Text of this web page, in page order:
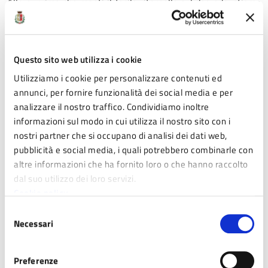
Questo sito web utilizza i cookie
Utilizziamo i cookie per personalizzare contenuti ed
annunci, per fornire funzionalità dei social media e per
analizzare il nostro traffico. Condividiamo inoltre
informazioni sul modo in cui utilizza il nostro sito con i
nostri partner che si occupano di analisi dei dati web,
pubblicità e social media, i quali potrebbero combinarle con
altre informazioni che ha fornito loro o che hanno raccolto
dal suo utilizzo dei loro servizi.
delNecessari
Preferenze
tutti sul pezzo: il nostro compito è quello di fare sempre
meglio e per questo continua e continuerà il deterrente delle
aree collaudate già utilizzate da tutti dove, anche lì, non sono
mancati episodi vandalici.
Dico di più: ai nostri Vigili chiederò di intensificare
ulteriormente la loro sorveglianza e ogni azione repressiva
necessaria. Gli incivili e gli stupidi ci sono, non lo
nascondiamo, ma adesso si passa alla fase della tolleranza
zero.Se riusciremo ad avere da Procity Srl le aree in
questione faremo un altro bel passo avanti, chiudendo una
situazione che va avanti da anni.
Non posso accettare che su una parte di città su cui abbiamo
parcheggi, riqualificazione edificio viaggiatori, tunnel